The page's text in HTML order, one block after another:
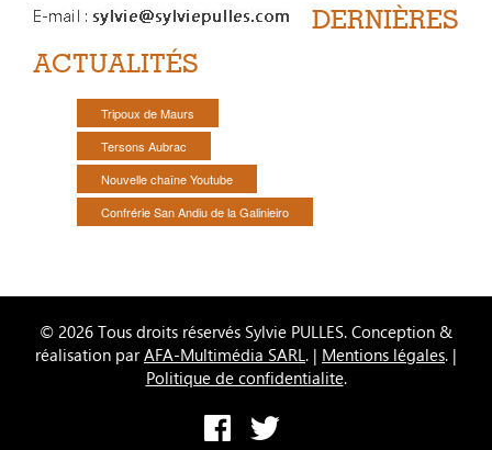
DERNIÈRES
ACTUALITÉS
Tripoux de Maurs
Tersons Aubrac
Nouvelle chaîne Youtube
Confrérie San Andiu de la Galinieiro
© 2026 Tous droits réservés Sylvie PULLES. Conception &
réalisation parAFA-Multimédia SARL. | Mentions légales. |
Politique de confidentialite.